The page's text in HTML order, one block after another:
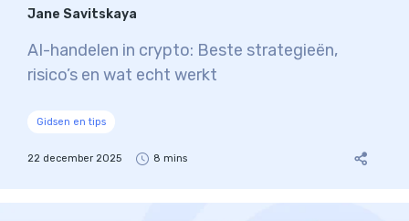
Jane Savitskaya
AI-handelen in crypto: Beste strategieën,
risico’s en wat echt werkt
Gidsen en tips
22 december 2025 8 mins